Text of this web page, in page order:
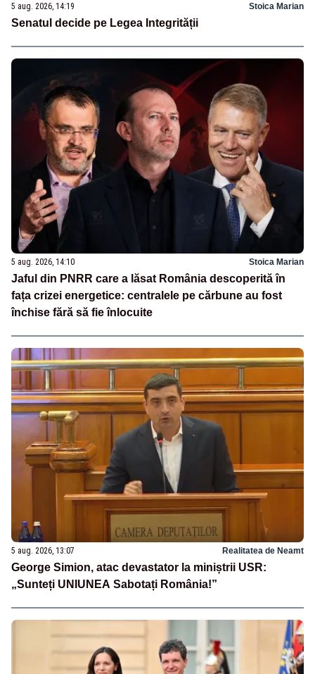
5 aug. 2026, 14:19 Stoica Marian
Senatul decide pe Legea Integrității
5 aug. 2026, 14:10 Stoica Marian
Jaful din PNRR care a lăsat România descoperită în
fața crizei energetice: centralele pe cărbune au fost
închise fără să fie înlocuite
5 aug. 2026, 13:07 Realitatea de Neamt
George Simion, atac devastator la miniștrii USR:
„Sunteți UNIUNEA Sabotați România!”